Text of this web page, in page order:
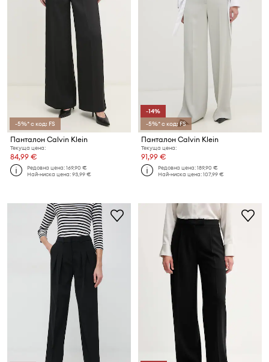
-5%* с код: FS
Панталон Calvin Klein
Текуща цена:
84,99 €
Редовна цена:169,90 €
Най-ниска цена:93,99 €
-14%
-5%* с код: FS
Панталон Calvin Klein
Текуща цена:
91,99 €
Редовна цена:189,90 €
Най-ниска цена:107,99 €